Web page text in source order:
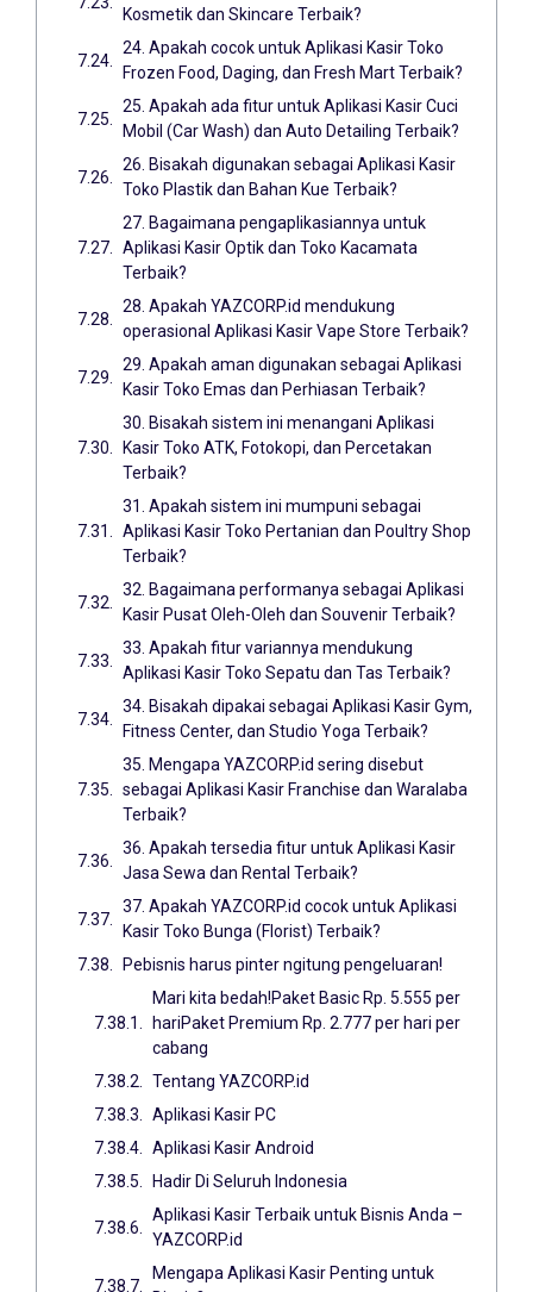
Kosmetik dan Skincare Terbaik?
24. Apakah cocok untuk Aplikasi Kasir Toko
Frozen Food, Daging, dan Fresh Mart Terbaik?
25. Apakah ada fitur untuk Aplikasi Kasir Cuci
Mobil (Car Wash) dan Auto Detailing Terbaik?
26. Bisakah digunakan sebagai Aplikasi Kasir
Toko Plastik dan Bahan Kue Terbaik?
27. Bagaimana pengaplikasiannya untuk
Aplikasi Kasir Optik dan Toko Kacamata
Terbaik?
28. Apakah YAZCORP.id mendukung
operasional Aplikasi Kasir Vape Store Terbaik?
29. Apakah aman digunakan sebagai Aplikasi
Kasir Toko Emas dan Perhiasan Terbaik?
30. Bisakah sistem ini menangani Aplikasi
Kasir Toko ATK, Fotokopi, dan Percetakan
Terbaik?
31. Apakah sistem ini mumpuni sebagai
Aplikasi Kasir Toko Pertanian dan Poultry Shop
Terbaik?
32. Bagaimana performanya sebagai Aplikasi
Kasir Pusat Oleh-Oleh dan Souvenir Terbaik?
33. Apakah fitur variannya mendukung
Aplikasi Kasir Toko Sepatu dan Tas Terbaik?
34. Bisakah dipakai sebagai Aplikasi Kasir Gym,
Fitness Center, dan Studio Yoga Terbaik?
35. Mengapa YAZCORP.id sering disebut
sebagai Aplikasi Kasir Franchise dan Waralaba
Terbaik?
36. Apakah tersedia fitur untuk Aplikasi Kasir
Jasa Sewa dan Rental Terbaik?
37. Apakah YAZCORP.id cocok untuk Aplikasi
Kasir Toko Bunga (Florist) Terbaik?
Pebisnis harus pinter ngitung pengeluaran!
Mari kita bedah!Paket Basic Rp. 5.555 per
hariPaket Premium Rp. 2.777 per hari per
cabang
Tentang YAZCORP.id
Aplikasi Kasir PC
Aplikasi Kasir Android
Hadir Di Seluruh Indonesia
Aplikasi Kasir Terbaik untuk Bisnis Anda –
YAZCORP.id
Mengapa Aplikasi Kasir Penting untuk